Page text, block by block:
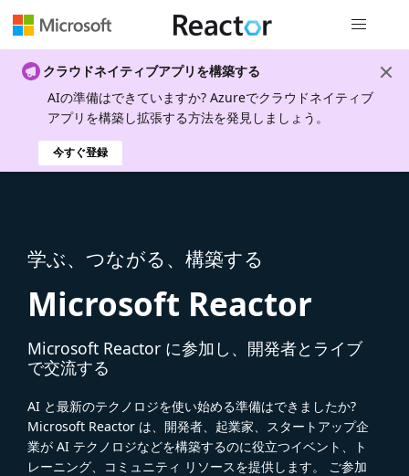
クラウドネイティブアプリを構築する
AIの準備はできていますか? Azureでクラウドネイティブ
アプリを構築し拡張する方法を発見しましょう。
今すぐ登録
学ぶ、つながる、構築する
Microsoft Reactor
Microsoft Reactor に参加し、開発者とライブ
で交流する
AI と最新のテクノロジを使い始める準備はできましたか?
Microsoft Reactor は、開発者、起業家、スタートアップ企
業が AI テクノロジなどを構築するのに役立つイベント、ト
レーニング、コミュニティ リソースを提供します。 ご参加